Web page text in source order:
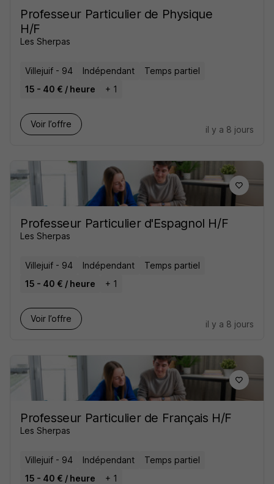
Professeur Particulier de Physique
H/F
Les Sherpas
Villejuif - 94 Indépendant
Temps partiel
15 - 40 € / heure
+ 1
Voir l’offre
il y a 8 jours
Professeur Particulier d'Espagnol H/F
Les Sherpas
Villejuif - 94 Indépendant
Temps partiel
15 - 40 € / heure
+ 1
Voir l’offre
il y a 8 jours
Professeur Particulier de Français H/F
Les Sherpas
Villejuif - 94 Indépendant
Temps partiel
15 - 40 € / heure
+ 1